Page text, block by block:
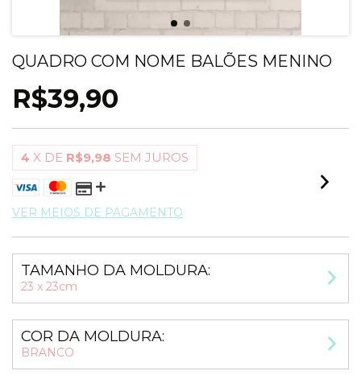
QUADRO COM NOME BALÕES MENINO
R$39,90
4 X DE R$9,98 SEM JUROS
VER MEIOS DE PAGAMENTO
TAMANHO DA MOLDURA:
23 x 23cm
COR DA MOLDURA:
BRANCO